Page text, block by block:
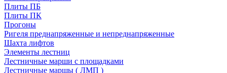
Плиты ПБ
Плиты ПК
Прогоны
Ригеля преднапряженные и непреднапряженные
Шахта лифтов
Элементы лестниц
Лестничные марши с площадками
Лестничные маршы ( ЛМП )